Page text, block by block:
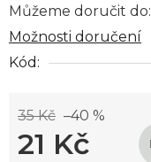
Můžeme doručit do:
Možnosti doručení
Kód:
35 Kč –40 %
21 Kč